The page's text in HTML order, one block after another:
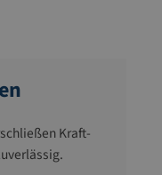
Kraft-